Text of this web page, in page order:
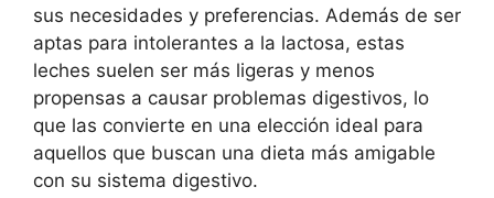
sus necesidades y preferencias. Además de ser
aptas para intolerantes a la lactosa, estas
leches suelen ser más ligeras y menos
propensas a causar problemas digestivos, lo
que las convierte en una elección ideal para
aquellos que buscan una dieta más amigable
con su sistema digestivo.